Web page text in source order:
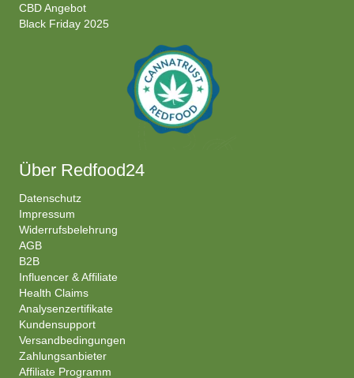
CBD Angebot
Black Friday 2025
Über Redfood24
Datenschutz
Impressum
Widerrufsbelehrung
AGB
B2B
Influencer & Affiliate
Health Claims
Analysenzertifikate
Kundensupport
Versandbedingungen
Zahlungsanbieter
Affiliate Programm